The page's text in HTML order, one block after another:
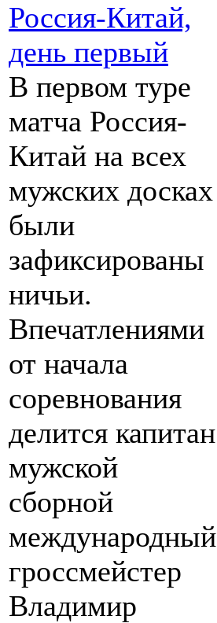
Россия-Китай,
день первый
В первом туре
матча Россия-
Китай на всех
мужских досках
были
зафиксированы
ничьи.
Впечатлениями
от начала
соревнования
делится капитан
мужской
сборной
международный
гроссмейстер
Владимир